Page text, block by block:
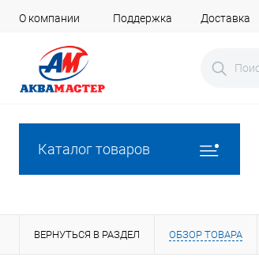
О компании Поддержка Доставка
Каталог товаров
ВЕРНУТЬСЯ В РАЗДЕЛ ОБЗОР ТОВАРА